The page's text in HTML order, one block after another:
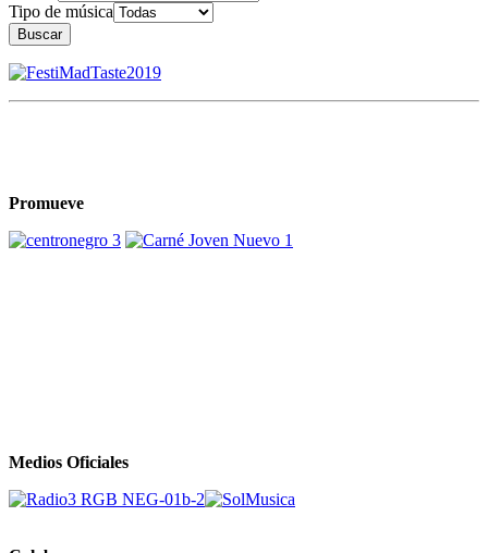
Tipo de música
Buscar
Promueve
Medios Oficiales